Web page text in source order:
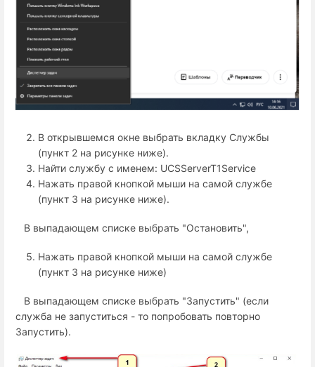
В открывшемся окне выбрать вкладку Службы
(пункт 2 на рисунке ниже).
Найти службу с именем: UCSServerT1Service
Нажать правой кнопкой мыши на самой службе
(пункт 3 на рисунке ниже).
В выпадающем списке выбрать "Остановить",
Нажать правой кнопкой мыши на самой службе
(пункт 3 на рисунке ниже)
В выпадающем списке выбрать "Запустить" (если
служба не запуститься - то попробовать повторно
Запустить).